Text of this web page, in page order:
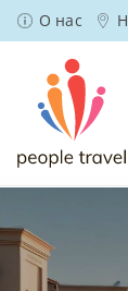
О нас